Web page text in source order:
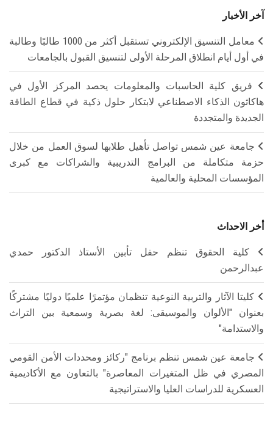
آخر الأخبار
معامل التنسيق الإلكتروني تستقبل أكثر من 1000 طالبًا وطالبة
في أول أيام انطلاق المرحلة الأولى لتنسيق القبول بالجامعات
فريق كلية الحاسبات والمعلومات يحصد المركز الأول في
هاكاثون الذكاء الاصطناعي لابتكار حلول ذكية في قطاع الطاقة
الجديدة والمتجددة
جامعة عين شمس تواصل تأهيل طلابها لسوق العمل من خلال
حزمة متكاملة من البرامج التدريبية والشراكات مع كبرى
المؤسسات المحلية والعالمية
أخر الاحداث
كلية الحقوق تنظم حفل تأبين الأستاذ الدكتور حمدي
عبدالرحمن
كليتا الآثار والتربية النوعية تنظمان مؤتمرًا علميًا دوليًا مشتركًا
بعنوان "الألوان والموسيقى: لغة بصرية وسمعية بين التراث
والاستدامة"
جامعة عين شمس تنظم برنامج "ركائز ومحددات الأمن القومي
المصري في ظل المتغيرات المعاصرة" بالتعاون مع الأكاديمية
العسكرية للدراسات العليا والاستراتيجية